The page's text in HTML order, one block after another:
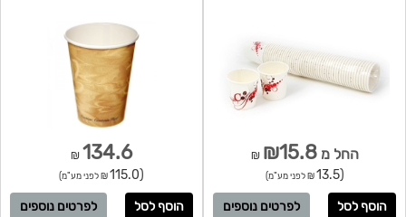
החל מ₪15.8
₪
(13.5 ₪ לפני מע"מ)
לפרטים נוספים
134.6
₪
(115.0 ₪ לפני מע"מ)
לפרטים נוספים